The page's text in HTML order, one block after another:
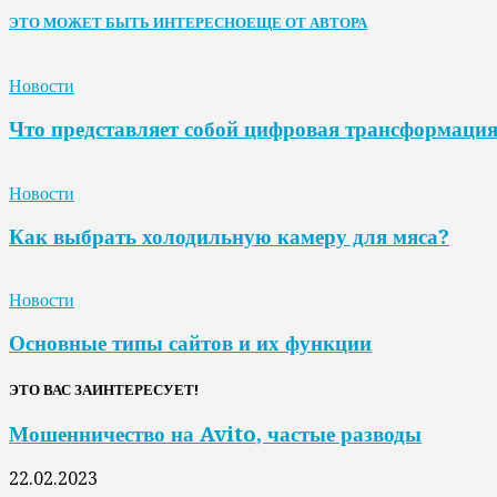
ЭТО МОЖЕТ БЫТЬ ИНТЕРЕСНОЕЩЕ ОТ АВТОРА
Новости
Что представляет собой цифровая
Новости
Как выбрать холодильную камеру для мяса?
Новости
Основные типы сайтов и их функции
ЭТО ВАС ЗАИНТЕРЕСУЕТ!
Мошенничество на Avito, частые разводы
22.02.2023